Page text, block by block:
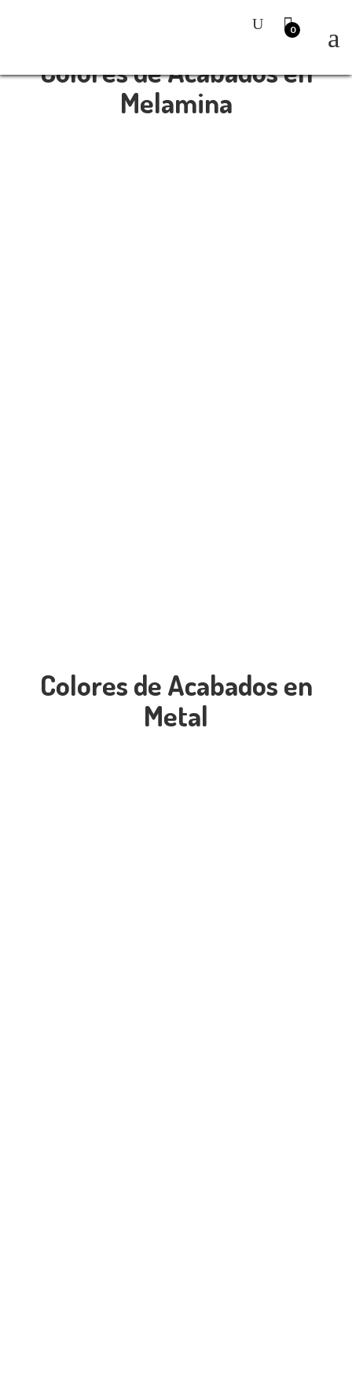
0
Colores de Acabados en
Melamina
Colores de Acabados en
Metal